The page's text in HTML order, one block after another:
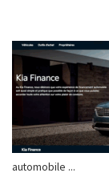
automobile ...